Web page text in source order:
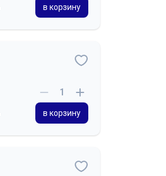
в корзину
в корзину